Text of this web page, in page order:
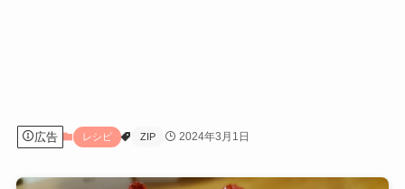
広告 レシピ ZIP 2024年3月1日